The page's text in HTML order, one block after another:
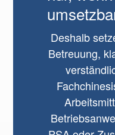
Deshalb
Betreuung,